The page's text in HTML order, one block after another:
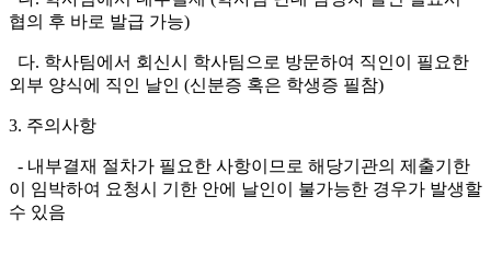
협의 후 바로 발급 가능)
다. 학사팀에서 회신시 학사팀으로 방문하여 직인이 필요한
외부 양식에 직인 날인 (신분증 혹은 학생증 필참)
3. 주의사항
- 내부결재 절차가 필요한 사항이므로 해당기관의 제출기한
이 임박하여 요청시 기한 안에 날인이 불가능한 경우가 발생할
수 있음